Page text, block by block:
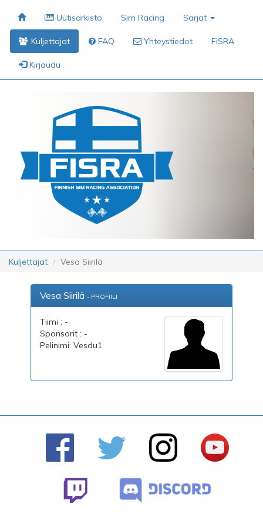
Uutisarkisto Sim Racing Sarjat
Kuljettajat FAQ Yhteystiedot FiSRA
Kirjaudu
Kuljettajat Vesa Siirilä
Vesa Siirilä - PROFIILI
Tiimi : -
Sponsorit : -
Pelinimi: Vesdu1